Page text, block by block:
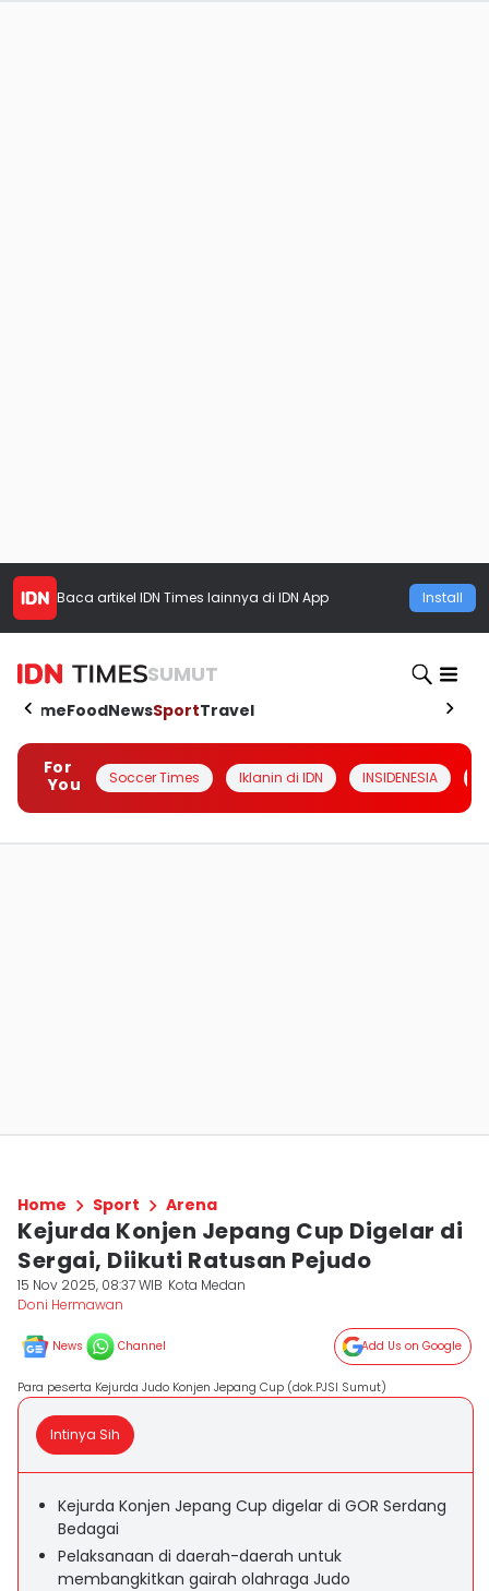
Baca artikel IDN Times lainnya di IDN App Install
SUMUT
HomeFoodNewsSportTravel
For
You
Soccer Times Iklanin di IDN INSIDENESIA
Home Sport Arena
Kejurda Konjen Jepang Cup Digelar di
Sergai, Diikuti Ratusan Pejudo
15 Nov 2025, 08:37 WIB Kota Medan
Doni Hermawan
News Channel Add Us on Google
Para peserta Kejurda Judo Konjen Jepang Cup (dok.PJSI Sumut)
Intinya Sih
Kejurda Konjen Jepang Cup digelar di GOR Serdang
Bedagai
Pelaksanaan di daerah-daerah untuk
membangkitkan gairah olahraga Judo